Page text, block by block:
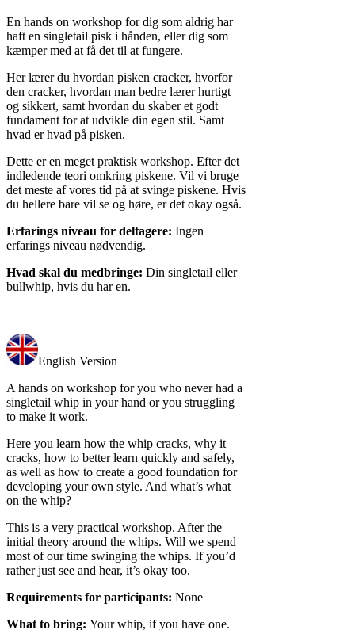
En hands on workshop for dig som aldrig har
haft en singletail pisk i hånden, eller dig som
kæmper med at få det til at fungere.
Her lærer du hvordan pisken cracker, hvorfor
den cracker, hvordan man bedre lærer hurtigt
og sikkert, samt hvordan du skaber et godt
fundament for at udvikle din egen stil. Samt
hvad er hvad på pisken.
Dette er en meget praktisk workshop. Efter det
indledende teori omkring piskene. Vil vi bruge
det meste af vores tid på at svinge piskene. Hvis
du hellere bare vil se og høre, er det okay også.
Erfarings niveau for deltagere: Ingen
erfarings niveau nødvendig.
Hvad skal du medbringe: Din singletail eller
bullwhip, hvis du har en.
English Version
A hands on workshop for you who never had a
singletail whip in your hand or you struggling
to make it work.
Here you learn how the whip cracks, why it
cracks, how to better learn quickly and safely,
as well as how to create a good foundation for
developing your own style. And what’s what
on the whip?
This is a very practical workshop. After the
initial theory around the whips. Will we spend
most of our time swinging the whips. If you’d
rather just see and hear, it’s okay too.
Requirements for participants: None
What to bring: Your whip, if you have one.